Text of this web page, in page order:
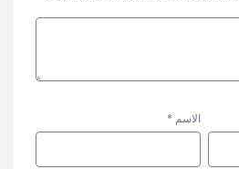
الاسم *